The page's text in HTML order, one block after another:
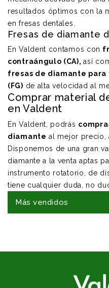
resultados óptimos con la
en fresas dentales.
Fresas de diamante
En Valdent contamos con
contraángulo (CA),así
fresas de diamante
(FG) de alta velocidad al
Comprar material
en Valdent
En Valdent, podrás
diamante al mejor precio,
Disponemos de una gran
diamante a la venta aptas
instrumento rotatorio, de
tiene cualquier duda, no
Más vendidos